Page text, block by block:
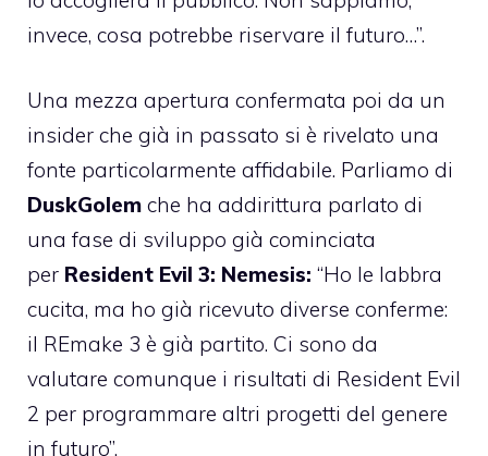
invece, cosa potrebbe riservare il futuro…”.
Una mezza apertura confermata poi da un
insider che già in passato si è rivelato una
fonte particolarmente affidabile. Parliamo di
DuskGolem che ha addirittura parlato di
una fase di sviluppo già cominciata
per Resident Evil 3: Nemesis: “Ho le labbra
cucita, ma ho già ricevuto diverse conferme:
il REmake 3 è già partito. Ci sono da
valutare comunque i risultati di Resident Evil
2 per programmare altri progetti del genere
in futuro”.